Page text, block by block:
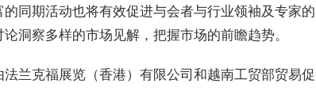
同期活动也将有效促进与会者与行业领袖及专家的
洞察多样的市场见解，把握市场的前瞻趋势。
兰克福展览（香港）有限公司和越南工贸部贸易促